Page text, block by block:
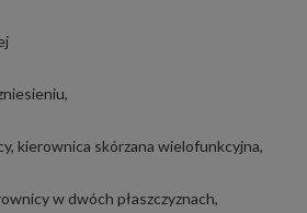
kierownica skórzana wielofunkcyjna,
w dwóch płaszczyznach,